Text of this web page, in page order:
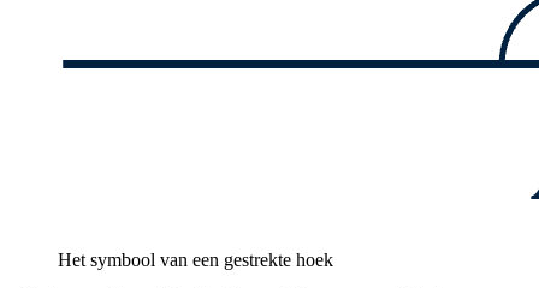
Het symbool van een gestrekte hoek